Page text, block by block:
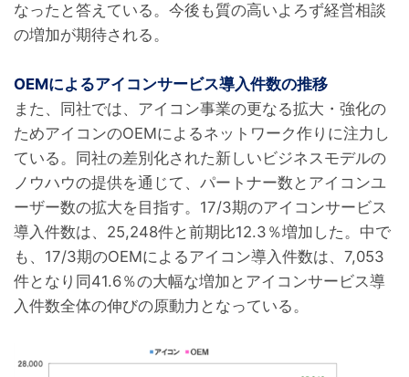
なったと答えている。今後も質の高いよろず経営相談
の増加が期待される。
OEMによるアイコンサービス導入件数の推移
また、同社では、アイコン事業の更なる拡大・強化の
ためアイコンのOEMによるネットワーク作りに注力し
ている。同社の差別化された新しいビジネスモデルの
ノウハウの提供を通じて、パートナー数とアイコンユ
ーザー数の拡大を目指す。17/3期のアイコンサービス
導入件数は、25,248件と前期比12.3％増加した。中で
も、17/3期のOEMによるアイコン導入件数は、7,053
件となり同41.6％の大幅な増加とアイコンサービス導
入件数全体の伸びの原動力となっている。